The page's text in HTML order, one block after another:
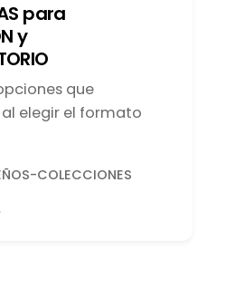
para
y
que
elegir el formato
COLECCIONES